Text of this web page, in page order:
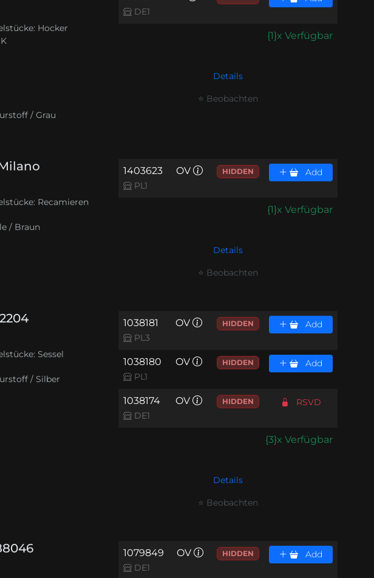
Hocker
/ Grau
DE1
{1}x Verfügbar
Details
⭐ Beobachten
Recamieren
/ Braun
1403623
PL1
OV HIDDEN Add
{1}x Verfügbar
Details
⭐ Beobachten
Sessel
/ Silber
1038181
PL3
OV HIDDEN Add
1038180
PL1
OV HIDDEN Add
1038174
DE1
OV HIDDEN RSVD
{3}x Verfügbar
Details
⭐ Beobachten
1079849
DE1
OV HIDDEN Add